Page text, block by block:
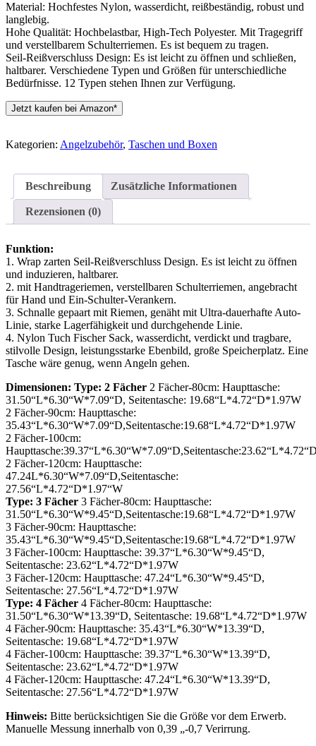
Material: Hochfestes Nylon, wasserdicht, reißbeständig, robust und
langlebig.
Hohe Qualität: Hochbelastbar, High-Tech Polyester. Mit Tragegriff
und verstellbarem Schulterriemen. Es ist bequem zu tragen.
Seil-Reißverschluss Design: Es ist leicht zu öffnen und schließen,
haltbarer. Verschiedene Typen und Größen für unterschiedliche
Bedürfnisse. 12 Typen stehen Ihnen zur Verfügung.
Jetzt kaufen bei Amazon*
Kategorien: Angelzubehör, Taschen und Boxen
Beschreibung Zusätzliche Informationen
Rezensionen (0)
Funktion:
1. Wrap zarten Seil-Reißverschluss Design. Es ist leicht zu öffnen
und induzieren, haltbarer.
2. mit Handtrageriemen, verstellbaren Schulterriemen, angebracht
für Hand und Ein-Schulter-Verankern.
3. Schnalle gepaart mit Riemen, genäht mit Ultra-dauerhafte Auto-
Linie, starke Lagerfähigkeit und durchgehende Linie.
4. Nylon Tuch Fischer Sack, wasserdicht, verdickt und tragbare,
stilvolle Design, leistungsstarke Ebenbild, große Speicherplatz. Eine
Tasche wäre genug, wenn Angeln gehen.
Dimensionen: Type: 2 Fächer 2 Fächer-80cm: Haupttasche:
31.50“L*6.30“W*7.09“D, Seitentasche: 19.68“L*4.72“D*1.97W
2 Fächer-90cm: Haupttasche:
35.43“L*6.30“W*7.09“D,Seitentasche:19.68“L*4.72“D*1.97W
2 Fächer-100cm:
2 Fächer-120cm: Haupttasche:
47.24L*6.30“W*7.09“D,Seitentasche:
27.56“L*4.72“D*1.97“W
Type: 3 Fächer 3 Fächer-80cm: Haupttasche:
31.50“L*6.30“W*9.45“D,Seitentasche:19.68“L*4.72“D*1.97W
3 Fächer-90cm: Haupttasche:
35.43“L*6.30“W*9.45“D,Seitentasche:19.68“L*4.72“D*1.97W
3 Fächer-100cm: Haupttasche: 39.37“L*6.30“W*9.45“D,
Seitentasche: 23.62“L*4.72“D*1.97W
3 Fächer-120cm: Haupttasche: 47.24“L*6.30“W*9.45“D,
Seitentasche: 27.56“L*4.72“D*1.97W
Type: 4 Fächer 4 Fächer-80cm: Haupttasche:
31.50“L*6.30“W*13.39“D, Seitentasche: 19.68“L*4.72“D*1.97W
4 Fächer-90cm: Haupttasche: 35.43“L*6.30“W*13.39“D,
Seitentasche: 19.68“L*4.72“D*1.97W
4 Fächer-100cm: Haupttasche: 39.37“L*6.30“W*13.39“D,
Seitentasche: 23.62“L*4.72“D*1.97W
4 Fächer-120cm: Haupttasche: 47.24“L*6.30“W*13.39“D,
Seitentasche: 27.56“L*4.72“D*1.97W
Hinweis: Bitte berücksichtigen Sie die Größe vor dem Erwerb.
Manuelle Messung innerhalb von 0,39 „-0,7 Verirrung.